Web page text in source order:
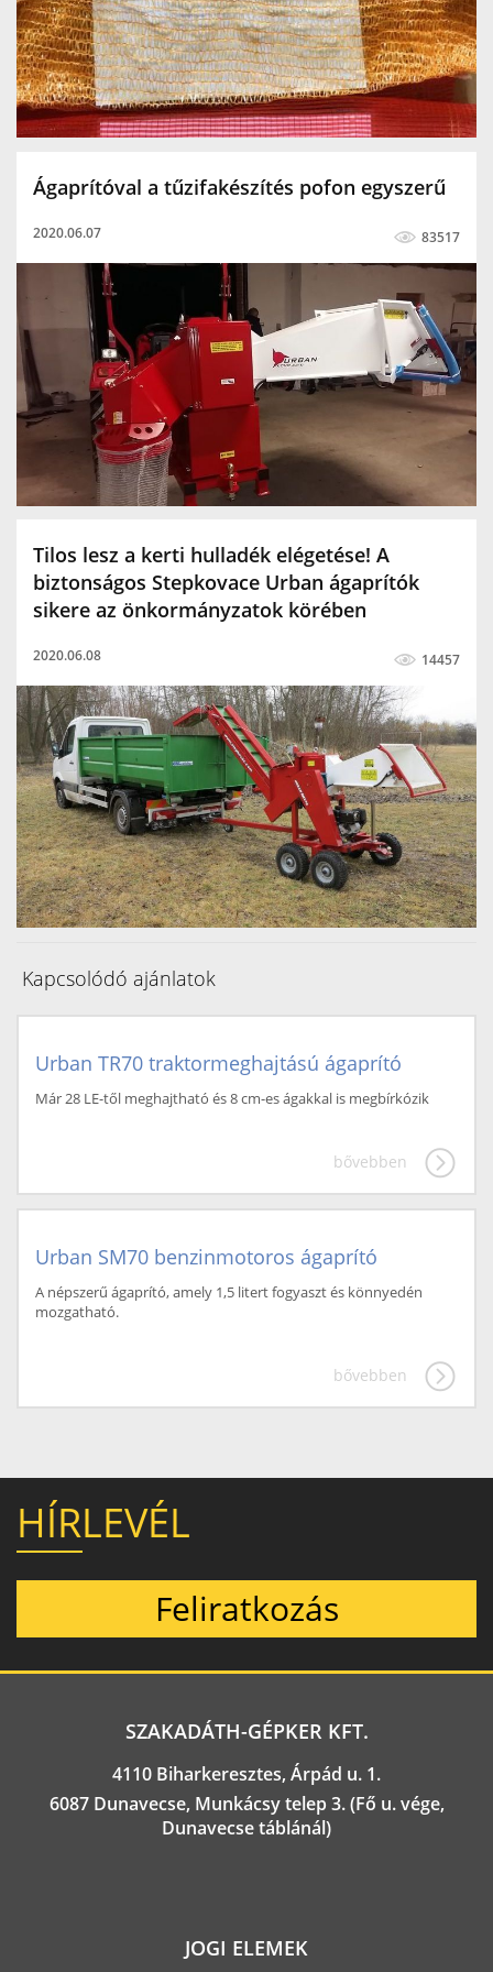
oros adapter 3hsa cornado
oros
Gramax
faaprító
raschel zsák dreher zsák
ágaprító zsák
urban ágaprító rap
Ágaprítóval a tűzifakészítés pofon egyszerű
2020.06.07 83517
Tilos lesz a kerti hulladék elégetése! A
biztonságos Stepkovace Urban ágaprítók
sikere az önkormányzatok körében
2020.06.08 14457
Kapcsolódó ajánlatok
Urban TR70 traktormeghajtású ágaprító
Már 28 LE-től meghajtható és 8 cm-es ágakkal is megbírkózik
bővebben
Urban SM70 benzinmotoros ágaprító
A népszerű ágaprító, amely 1,5 litert fogyaszt és könnyedén
mozgatható.
bővebben
HÍRLEVÉL
Feliratkozás
SZAKADÁTH-GÉPKER KFT.
4110 Biharkeresztes, Árpád u. 1.
6087 Dunavecse, Munkácsy telep 3. (Fő u. vége,
Dunavecse táblánál)
JOGI ELEMEK